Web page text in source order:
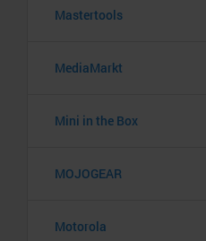
Mastertools
MediaMarkt
Mini in the Box
MOJOGEAR
Motorola